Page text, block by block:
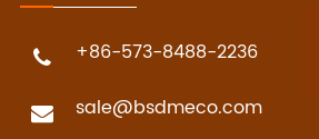
+86-573-8488-2236
sale@bsdmeco.com